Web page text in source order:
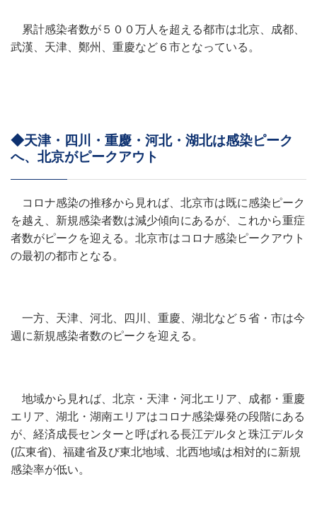
累計感染者数が５００万人を超える都市は北京、成都、
武漢、天津、鄭州、重慶など６市となっている。
◆天津・四川・重慶・河北・湖北は感染ピーク
へ、北京がピークアウト
コロナ感染の推移から見れば、北京市は既に感染ピーク
を越え、新規感染者数は減少傾向にあるが、これから重症
者数がピークを迎える。北京市はコロナ感染ピークアウト
の最初の都市となる。
一方、天津、河北、四川、重慶、湖北など５省・市は今
週に新規感染者数のピークを迎える。
地域から見れば、北京・天津・河北エリア、成都・重慶
エリア、湖北・湖南エリアはコロナ感染爆発の段階にある
が、経済成長センターと呼ばれる長江デルタと珠江デルタ
(広東省)、福建省及び東北地域、北西地域は相対的に新規
感染率が低い。